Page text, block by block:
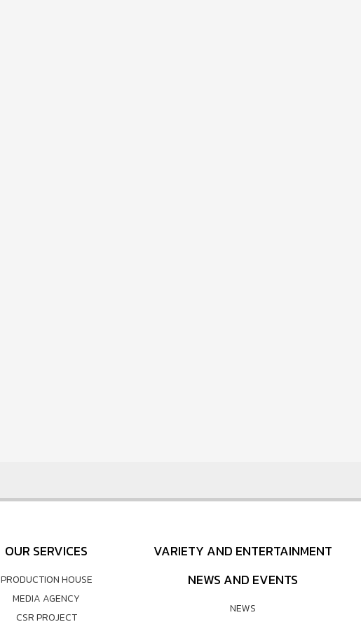
OUR SERVICES
PRODUCTION HOUSE
MEDIA AGENCY
CSR PROJECT
VARIETY AND ENTERTAINMENT
NEWS AND EVENTS
NEWS